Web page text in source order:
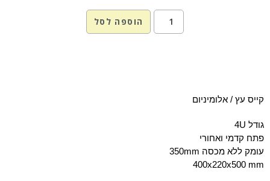
הוספה לסל
קייס עץ / אלומיניום
גודל 4U
פתח קדמי ואחורי
עומק ללא מכסה 350mm
400x220x500 mm